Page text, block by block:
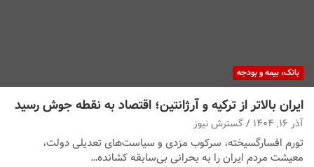
بانک، بیمه و بودجه
ایران بالاتر از ترکیه و آرژانتین؛ اقتصاد به نقطه جوش رسید
آذر ۱۶, ۱۴۰۴ گسترش نیوز
تورم افسارگسیخته، سرکوب مزدی و سیاست‌های تعدیلی دولت،
معیشت مردم ایران را به بحرانی بی‌سابقه کشانده…